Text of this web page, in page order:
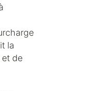
la
et de